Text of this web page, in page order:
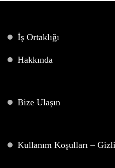
İş Ortaklığı
Hakkında
Bize Ulaşın
Kullanım Koşulları –